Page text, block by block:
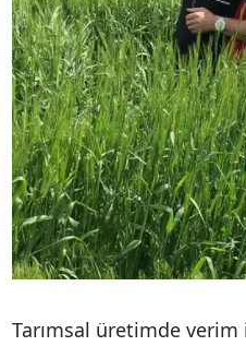
Tarımsal üretimde